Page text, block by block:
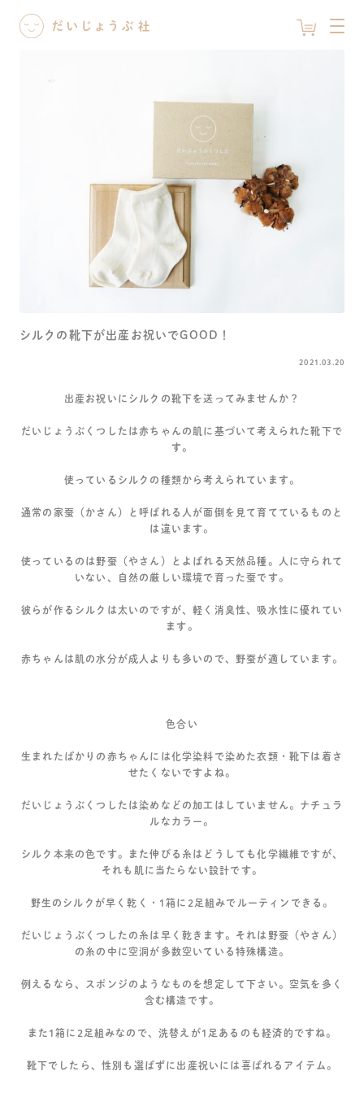
シルクの靴下が出産お祝いでGOOD！
2021.03.20
出産お祝いにシルクの靴下を送ってみませんか？
だいじょうぶくつしたは赤ちゃんの肌に基づいて考えられた靴下で
す。
使っているシルクの種類から考えられています。
通常の家蚕（かさん）と呼ばれる人が面倒を見て育てているものと
は違います。
使っているのは野蚕（やさん）とよばれる天然品種。人に守られて
いない、自然の厳しい環境で育った蚕です。
彼らが作るシルクは太いのですが、軽く消臭性、吸水性に優れてい
ます。
赤ちゃんは肌の水分が成人よりも多いので、野蚕が適しています。
色合い
生まれたばかりの赤ちゃんには化学染料で染めた衣類・靴下は着さ
せたくないですよね。
だいじょうぶくつしたは染めなどの加工はしていません。ナチュラ
ルなカラー。
シルク本来の色です。また伸びる糸はどうしても化学繊維ですが、
それも肌に当たらない設計です。
野生のシルクが早く乾く・1箱に2足組みでルーティンできる。
だいじょうぶくつしたの糸は早く乾きます。それは野蚕（やさん）
の糸の中に空洞が多数空いている特殊構造。
例えるなら、スポンジのようなものを想定して下さい。空気を多く
含む構造です。
また1箱に2足組みなので、洗替えが1足あるのも経済的ですね。
靴下でしたら、性別も選ばずに出産祝いには喜ばれるアイテム。